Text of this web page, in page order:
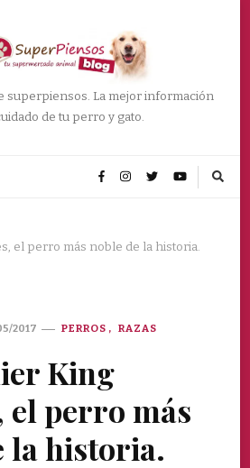
superpiensos. La mejor información
de tu perro y gato.
el perro más noble de la historia.
2017 PERROS RAZAS
King
el perro más
la historia.